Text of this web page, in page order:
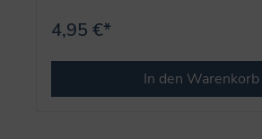
4,95 €*
In den Warenkorb